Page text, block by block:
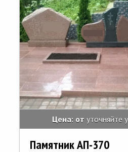
Цена: от уточняйте
Памятник АП-370